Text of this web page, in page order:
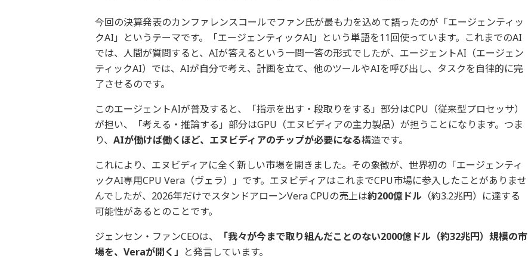
今回の決算発表のカンファレンスコールでファン氏が最も力を込めて語ったのが「エージェンティッ
クAI」というテーマです。「エージェンティックAI」という単語を11回使っています。これまでのAI
では、人間が質問すると、AIが答えるという一問一答の形式でしたが、エージェントAI（エージェン
ティックAI）では、AIが自分で考え、計画を立て、他のツールやAIを呼び出し、タスクを自律的に完
了させるのです。
このエージェントAIが普及すると、「指示を出す・段取りをする」部分はCPU（従来型プロセッサ）
が担い、「考える・推論する」部分はGPU（エヌビディアの主力製品）が担うことになります。つま
り、 AIが働けば働くほど、エヌビディアのチップが必要になる構造です。
これにより、エヌビディアに全く新しい市場を開きました。その象徴が、世界初の「エージェンティ
ックAI専用CPU Vera（ヴェラ）」です。エヌビディアはこれまでCPU市場に参入したことがありませ
んでしたが、2026年だけでスタンドアローンVera CPUの売上は約200億ドル （約3.2兆円）に達する
可能性があるとのことです。
ジェンセン・ファンCEOは、
「我々が今まで取り組んだことのない2000億ドル（約32兆円）規模の市
場を、Veraが開く」 と発言しています。